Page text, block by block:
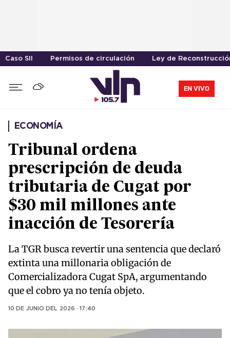
Caso SII Permisos de circulación Ley de
EN VIVO
ECONOMÍA
Tribunal ordena
prescripción de deuda
tributaria de Cugat por
$30 mil millones ante
inacción de Tesorería
La TGR busca revertir una sentencia que declaró
extinta una millonaria obligación de
Comercializadora Cugat SpA, argumentando
que el cobro ya no tenía objeto.
10 DE JUNIO DEL 2026 · 17:40